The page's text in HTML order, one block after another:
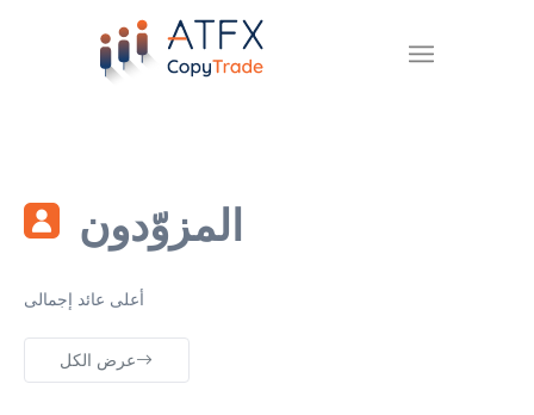
المزوّدون
أعلى عائد إجمالى
عرض الكل